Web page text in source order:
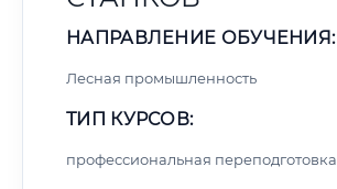
НАПРАВЛЕНИЕ ОБУЧЕНИЯ:
Лесная промышленность
ТИП КУРСОВ:
профессиональная переподготовка